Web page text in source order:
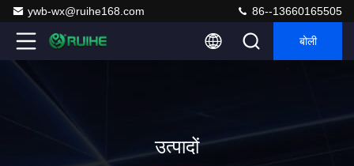
ywb-wx@ruihe168.com 86--13660165505
बोली
उत्पादों